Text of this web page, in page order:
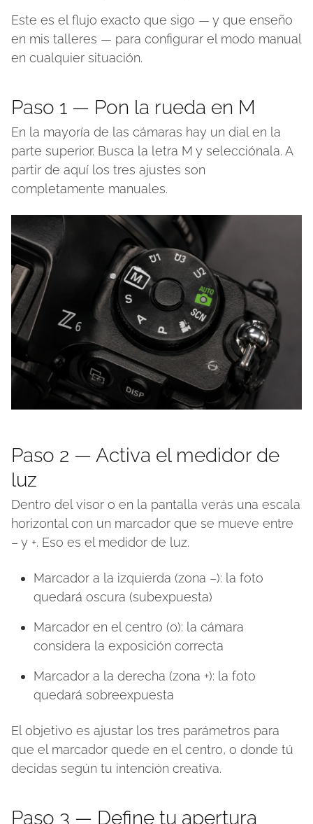
Este es el flujo exacto que sigo — y que enseño
en mis talleres — para configurar el modo manual
en cualquier situación.
Paso 1 — Pon la rueda en M
En la mayoría de las cámaras hay un dial en la
parte superior. Busca la letra M y selecciónala. A
partir de aquí los tres ajustes son
completamente manuales.
Paso 2 — Activa el medidor de
luz
Dentro del visor o en la pantalla verás una escala
horizontal con un marcador que se mueve entre
– y +. Eso es el medidor de luz.
Marcador a la izquierda (zona –): la foto
quedará oscura (subexpuesta)
Marcador en el centro (0): la cámara
considera la exposición correcta
Marcador a la derecha (zona +): la foto
quedará sobreexpuesta
El objetivo es ajustar los tres parámetros para
que el marcador quede en el centro, o donde tú
decidas según tu intención creativa.
Paso 3 — Define tu apertura